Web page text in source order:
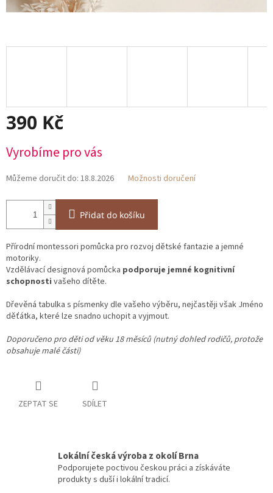
390 Kč
cena:
Vyrobíme pro vás
Můžeme doručit do: 18.8.2026 Možnosti doručení
Přidat do košíku
Přírodní montessori pomůcka pro rozvoj dětské fantazie a jemné
motoriky.
Vzdělávací designová pomůcka podporuje jemné kognitivní
schopnosti vašeho dítěte.
Dřevěná tabulka s písmenky dle vašeho výběru, nejčastěji však Jméno
děťátka, které lze snadno uchopit a vyjmout.
Doporučeno pro děti od věku 18 měsíců (nutný dohled rodičů, protože
obsahuje malé části)
ZEPTAT SE SDÍLET
Lokální česká výroba z okolí Brna
Podporujete poctivou českou práci a získáváte
produkty s duší i lokální tradicí.